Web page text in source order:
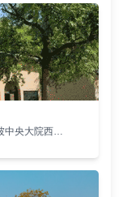
苦朴素的生活
神在当今社会
，容易受到物
色文化融入青
消费观念和生
时，让青年明
价值观。
中央大院西…